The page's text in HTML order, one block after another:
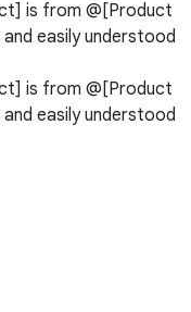
is from @[Product
easily understood
is from @[Product
easily understood